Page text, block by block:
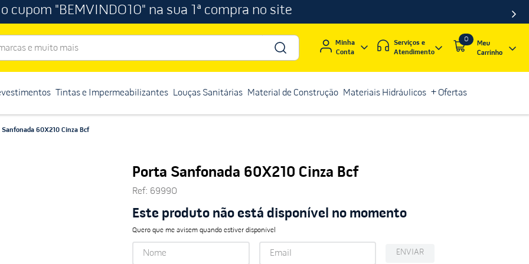
cupom "BEMVINDO10" na sua 1ª compra no site
Minha
Conta
Serviços e
Atendimento
0
Tintas e Impermeabilizantes Louças Sanitárias Material de Construção Materiais Hidráulicos + Ofertas
Sanfonada 60X210 Cinza Bcf
Porta Sanfonada 60X210 Cinza Bcf
Ref: 69990
Este produto não está disponível no momento
Quero que me avisem quando estiver disponível
ENVIAR